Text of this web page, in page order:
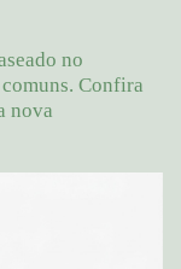
no
Confira
nova